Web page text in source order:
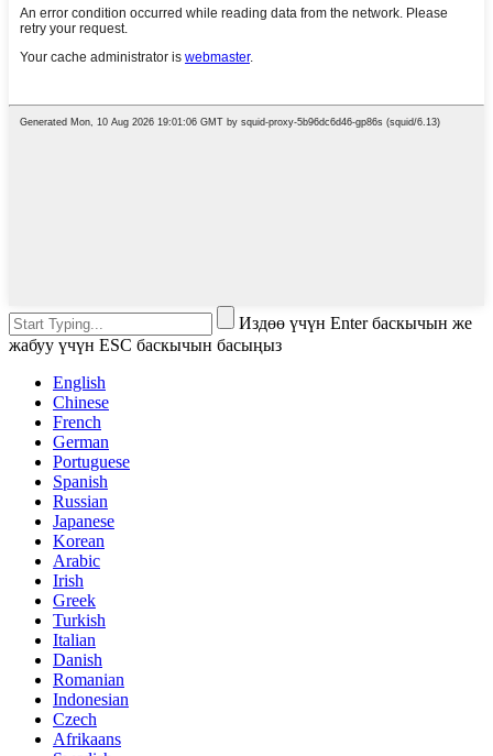
Издөө үчүн Enter баскычын же
жабуу үчүн ESC баскычын басыңыз
English
Chinese
French
German
Portuguese
Spanish
Russian
Japanese
Korean
Arabic
Irish
Greek
Turkish
Italian
Danish
Romanian
Indonesian
Czech
Afrikaans